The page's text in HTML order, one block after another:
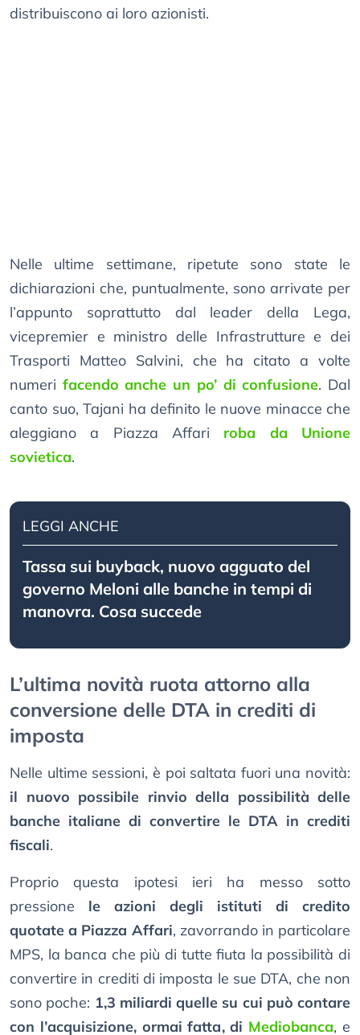
distribuiscono ai loro azionisti.
Nelle ultime settimane, ripetute sono state le
dichiarazioni che, puntualmente, sono arrivate per
l’appunto soprattutto dal leader della Lega,
vicepremier e ministro delle Infrastrutture e dei
Trasporti Matteo Salvini, che ha citato a volte
numeri facendo anche un po’ di confusione. Dal
canto suo, Tajani ha definito le nuove minacce che
aleggiano a Piazza Affari roba da Unione
sovietica.
LEGGI ANCHE
Tassa sui buyback, nuovo agguato del
governo Meloni alle banche in tempi di
manovra. Cosa succede
L’ultima novità ruota attorno alla
conversione delle DTA in crediti di
imposta
Nelle ultime sessioni, è poi saltata fuori una novità:
il nuovo possibile rinvio della possibilità delle
banche italiane di convertire le DTA in crediti
fiscali.
Proprio questa ipotesi ieri ha messo sotto
pressione le azioni degli istituti di credito
quotate a Piazza Affari, zavorrando in particolare
MPS, la banca che più di tutte fiuta la possibilità di
convertire in crediti di imposta le sue DTA, che non
sono poche: 1,3 miliardi quelle su cui può contare
con l’acquisizione, ormai fatta, di Mediobanca, e